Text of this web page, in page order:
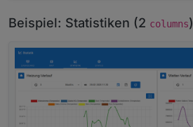
Beispiel: Statistiken (2 columns)